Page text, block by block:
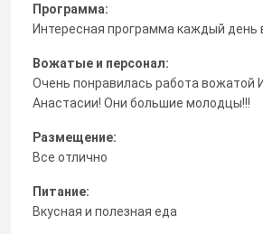
Программа:
Интересная программа каждый день
Вожатые и персонал:
Очень понравилась работа вожатой
Анастасии! Они большие молодцы!!!
Размещение:
Все отлично
Питание:
Вкусная и полезная еда